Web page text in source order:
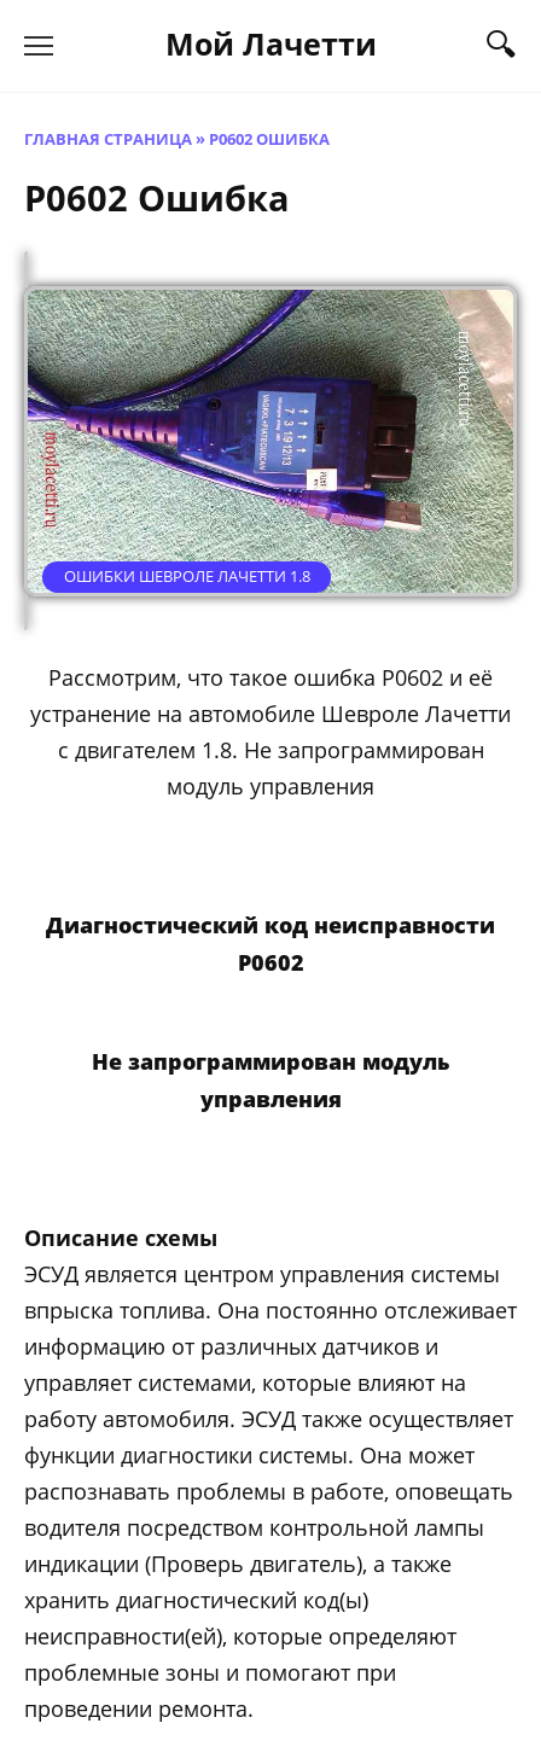
Мой Лачетти
ГЛАВНАЯ СТРАНИЦА» P0602 ОШИБКА
P0602 Ошибка
ОШИБКИ ШЕВРОЛЕ ЛАЧЕТТИ 1.8
Рассмотрим, что такое ошибка P0602 и её
устранение на автомобиле Шевроле Лачетти
с двигателем 1.8. Не запрограммирован
модуль управления
Диагностический код неисправности
P0602
Не запрограммирован модуль
управления
Описание схемы
ЭСУД является центром управления системы
впрыска топлива. Она постоянно отслеживает
информацию от различных датчиков и
управляет системами, которые влияют на
работу автомобиля. ЭСУД также осуществляет
функции диагностики системы. Она может
распознавать проблемы в работе, оповещать
водителя посредством контрольной лампы
индикации (Проверь двигатель), а также
хранить диагностический код(ы)
неисправности(ей), которые определяют
проблемные зоны и помогают при
проведении ремонта.